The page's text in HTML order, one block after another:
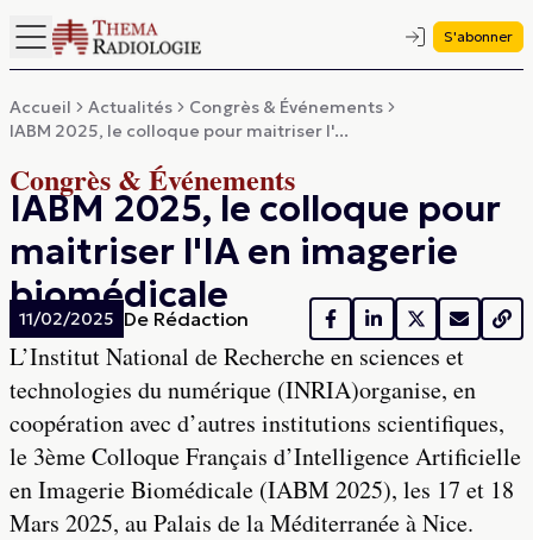
S'abonner
Accueil Actualités
Congrès & Événements
IABM 2025, le colloque pour maitriser l'...
Congrès & Événements
IABM 2025, le colloque pour
maitriser l'IA en imagerie
biomédicale
11/02/2025 De Rédaction
L’Institut National de Recherche en sciences et
technologies du numérique (INRIA)organise, en
coopération avec d’autres institutions scientifiques,
le 3ème Colloque Français d’Intelligence Artificielle
en Imagerie Biomédicale (IABM 2025), les 17 et 18
Mars 2025, au Palais de la Méditerranée à Nice.